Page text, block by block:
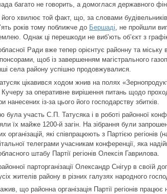
багато не говорить, а домоглася державного
хвилює той факт, що, за словами
років тому поближче до Бершаді , не пройшли
Однак ці перешкоди не виб’ють об’єкт з
Ради вже тепер орієнтує районну та міську
щоб із завершенням магістрального
села району успішно продовжувалися.
цікавився ходом жнив на полях
за оперативне вирішення питань щодо
нанесених із-за цього його господарству збитків.
була участь С.П. Татусяка і в роботі районної
їх майже 1200-й загін. На зібрання були
організацій, які співпрацюють з Партією регіонів
телеграми учасникам конференції, яка
штабу Партії регіонів Олексія Гаврилова.
парторганізації Олександр Снігур в своїй
усіх жителів району в різних галузях народного
що районна організація Партії регіонів